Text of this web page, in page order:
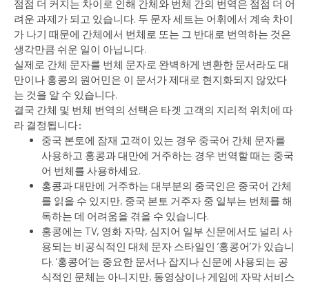
점점 더 커지는 차이로 인해 간체와 번체 간의 번역은 점점 더 어
려운 과제가 되고 있습니다. 두 문자 세트는 어휘에서 계속 차이
가 나기 때문에 간체에서 번체로 또는 그 반대로 번역하는 것은
생각만큼 쉬운 일이 아닙니다.
실제로 간체 문자를 번체 문자로 완벽하게 변환한 문서라도 대
만이나 홍콩의 원어민은 이 문서가 제대로 현지화되지 않았다
는 것을 알 수 있습니다.
결국 간체 및 번체 번역의 선택은 타겟 고객의 지리적 위치에 따
라 결정됩니다:
중국 본토에 잠재 고객이 있는 경우 중국어 간체 문자를
사용하고 홍콩과 대만에 거주하는 경우 번역할 때는 중국
어 번체를 사용하세요.
홍콩과 대만에 거주하는 대부분의 중국인은 중국어 간체
를 읽을 수 있지만, 중국 본토 거주자 중 일부는 번체를 해
독하는 데 어려움을 겪을 수 있습니다.
홍콩에는 TV, 영화 자막, 심지어 일부 신문에서도 널리 사
용되는 비공식적인 대체 문자 스타일인 ‘홍콩어’가 있습니
다. ‘홍콩어’는 중요한 문서나 잡지나 신문에 사용되는 공
식적인 문체는 아니지만, 동영상이나 게임에 자막 서비스